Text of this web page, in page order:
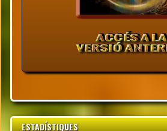
ESTADÍSTIQUES